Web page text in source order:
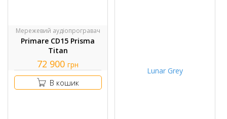
Мережевий аудіопрогравач
Primare CD15 Prisma
Titan
72 900 грн
В кошик